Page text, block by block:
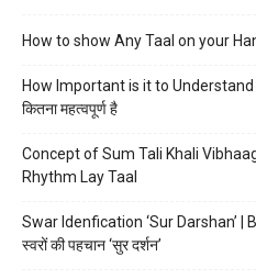
How to show Any Taal on your
How Important is it to
कितना महत्वपूर्ण है
Concept of Sum Tali Khali Vibhaag
Rhythm Lay Taal
Swar Idenfication ‘Sur Darshan’
स्वरों की पहचान ‘सुर दर्शन’